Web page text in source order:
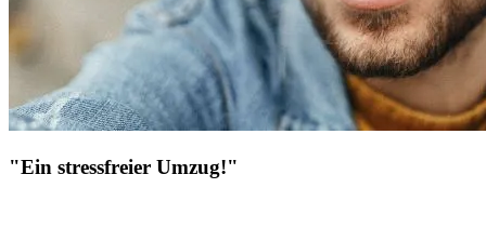
"Ein stressfreier Umzug!"